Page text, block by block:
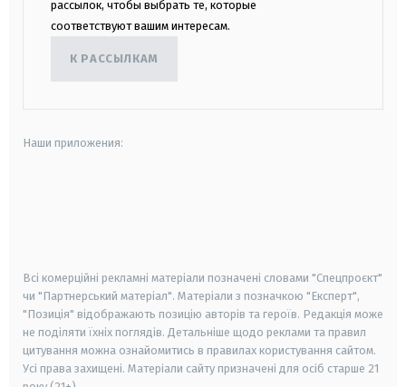
рассылок, чтобы выбрать те, которые
соответствуют вашим интересам.
К РАССЫЛКАМ
Наши приложения:
Всі комерційні рекламні матеріали позначені словами "Спецпроєкт"
чи "Партнерський матеріал". Матеріали з позначкою "Експерт",
"Позиція" відображають позицію авторів та героїв. Редакція може
не поділяти їхніх поглядів. Детальніше щодо реклами та правил
цитування можна ознайомитись в правилах користування сайтом.
Усі права захищені. Матеріали сайту призначені для осіб старше 21